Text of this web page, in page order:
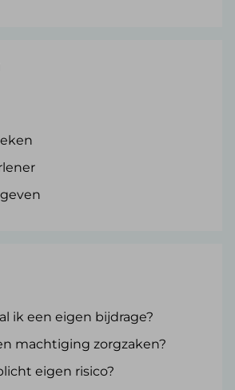
ik een eigen bijdrage?
machtiging zorgzaken?
eigen risico?